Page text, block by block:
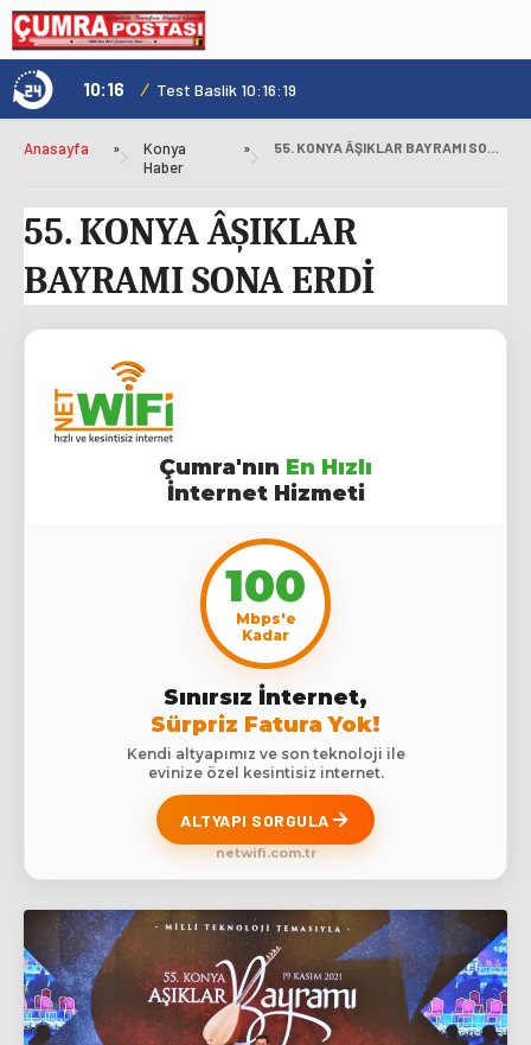
10:16 / Test Baslik 10:16:19
Anasayfa »
Konya
Haber
» 55. KONYA ÂŞIKLAR BAYRAMI SONA ERDİ
55. KONYA ÂŞIKLAR
BAYRAMI SONA ERDİ
Çumra'nın En Hızlı
İnternet Hizmeti
100
Mbps'e
Kadar
Sınırsız İnternet,
Sürpriz Fatura Yok!
Kendi altyapımız ve son teknoloji ile
evinize özel kesintisiz internet.
ALTYAPI SORGULA
netwifi.com.tr